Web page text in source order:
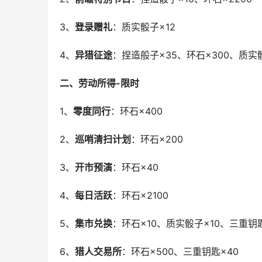
3、 登录赠礼：质实骰子×12
4、 异猎征途：捏造般子×35、环石×300、质实
二、劳动所得-限时
1、 零度同行：环石×400
2、 巡哨清扫计划 ：环石×200
3、 开市预演：环石×40
4、 每日活跃：环石×2100
5、 集市兑换：环石×10、质实骰子×10、三重钥
6、 猎人交易所：环石×500、三重钥匙×40